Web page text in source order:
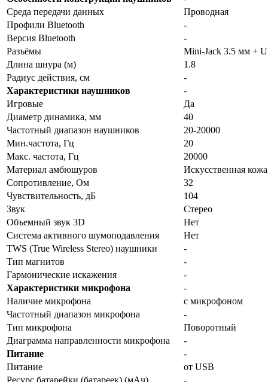
Среда передачи данных
Проводная
Профили Bluetooth
-
Версия Bluetooth
-
Разъёмы
Mini-Jack 3.5 мм +
Длина шнура (м)
1.8
Радиус действия, см
-
Характеристики наушников
-
Игровые
Да
Диаметр динамика, мм
40
Частотный диапазон наушников
20-20000
Мин.частота, Гц
20
Макс. частота, Гц
20000
Материал амбюшуров
Искусственная кожа
Сопротивление, Ом
32
Чувствительность, дБ
104
Звук
Стерео
Объемный звук 3D
Нет
Система активного шумоподавления
Нет
TWS (True Wireless Stereo) наушники
-
Тип магнитов
-
Гармонические искажения
-
Характеристики микрофона
-
Наличие микрофона
с микрофоном
Частотный диапазон микрофона
-
Тип микрофона
Поворотный
Диаграмма направленности микрофона
-
Питание
-
Питание
от USB
Ресурс батарейки (батареек) (мАч)
-